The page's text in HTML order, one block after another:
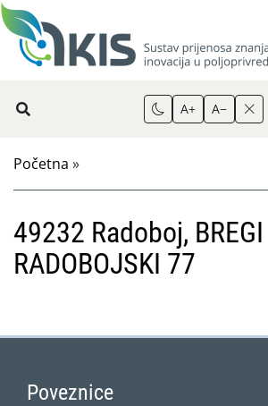
A+ A−
Početna »
49232 Radoboj, BREGI
RADOBOJSKI 77
Poveznice